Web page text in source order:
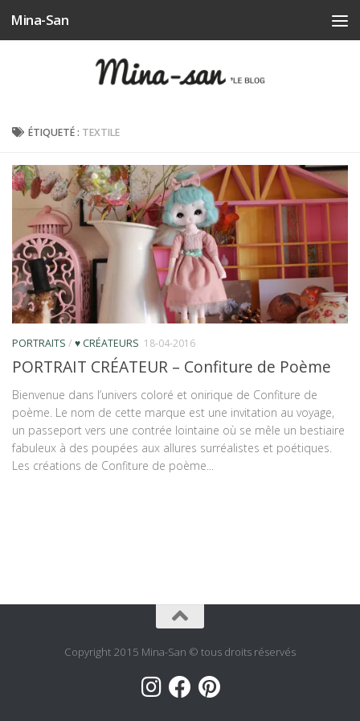
Skip to content
Mina-San
ÉTIQUETÉ : TEXTILE
PORTRAITS / ♥ CRÉATEURS 18-04-2016
PORTRAIT CRÉATEUR – Confiture de Poème
Bienvenue dans l’univers coloré et onirique de Confiture de
poème. Le nom de cette marque est une invitation au voyage,
un passeport vers une contrée lointaine où se mêle un bestiaire
fabuleux à des poupées aux allures surréalistes et poétiques.
Les créations de Confiture de poème...
Copyright 2015 Mina-San © tous droits réservés